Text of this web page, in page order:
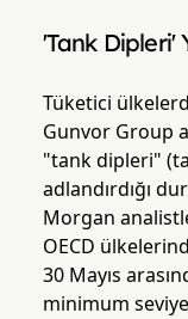
'Tank Dipleri'
Tüketici
Gunvor Group
"tank dipleri"
adlandırdığı
Morgan
OECD
30 Mayıs
minimum